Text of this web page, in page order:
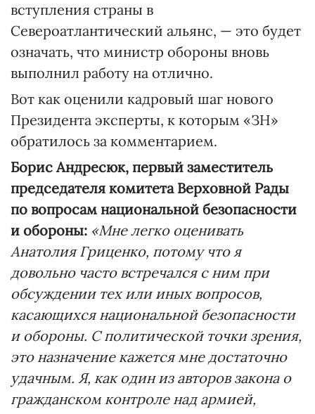
вступления страны в
Североатлантический альянс, — это будет
означать, что министр обороны вновь
выполнил работу на отлично.
Вот как оценили кадровый шаг нового
Президента эксперты, к которым «ЗН»
обратилось за комментарием.
Борис Андресюк, первый заместитель
председателя комитета Верховной Рады
по вопросам национальной безопасности
и обороны: «Мне легко оценивать
Анатолия Гриценко, потому что я
довольно часто встречался с ним при
обсуждении тех или иных вопросов,
касающихся национальной безопасности
и обороны. С политической точки зрения,
это назначение кажется мне достаточно
удачным. Я, как один из авторов закона о
гражданском контроле над армией,